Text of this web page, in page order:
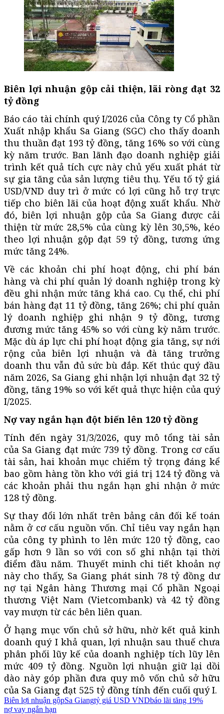
Biên lợi nhuận gộp cải thiện, lãi ròng đạt 32
tỷ đồng
Báo cáo tài chính quý I/2026 của Công ty Cổ phần
Xuất nhập khẩu Sa Giang (SGC) cho thấy doanh
thu thuần đạt 193 tỷ đồng, tăng 16% so với cùng
kỳ năm trước. Ban lãnh đạo doanh nghiệp giải
trình kết quả tích cực này chủ yếu xuất phát từ
sự gia tăng của sản lượng tiêu thụ. Yếu tố tỷ giá
USD/VND duy trì ở mức có lợi cũng hỗ trợ trực
tiếp cho biên lãi của hoạt động xuất khẩu. Nhờ
đó, biên lợi nhuận gộp của Sa Giang được cải
thiện từ mức 28,5% của cùng kỳ lên 30,5%, kéo
theo lợi nhuận gộp đạt 59 tỷ đồng, tương ứng
mức tăng 24%.
Về các khoản chi phí hoạt động, chi phí bán
hàng và chi phí quản lý doanh nghiệp trong kỳ
đều ghi nhận mức tăng khá cao. Cụ thể, chi phí
bán hàng đạt 11 tỷ đồng, tăng 26%; chi phí quản
lý doanh nghiệp ghi nhận 9 tỷ đồng, tương
đương mức tăng 45% so với cùng kỳ năm trước.
Mặc dù áp lực chi phí hoạt động gia tăng, sự nới
rộng của biên lợi nhuận và đà tăng trưởng
doanh thu vẫn đủ sức bù đắp. Kết thúc quý đầu
năm 2026, Sa Giang ghi nhận lợi nhuận đạt 32 tỷ
đồng, tăng 19% so với kết quả thực hiện của quý
I/2025.
Nợ vay ngắn hạn đột biến lên 120 tỷ đồng
Tính đến ngày 31/3/2026, quy mô tổng tài sản
của Sa Giang đạt mức 739 tỷ đồng. Trong cơ cấu
tài sản, hai khoản mục chiếm tỷ trọng đáng kể
bao gồm hàng tồn kho với giá trị 124 tỷ đồng và
các khoản phải thu ngắn hạn ghi nhận ở mức
128 tỷ đồng.
Sự thay đổi lớn nhất trên bảng cân đối kế toán
nằm ở cơ cấu nguồn vốn. Chỉ tiêu vay ngắn hạn
của công ty phình to lên mức 120 tỷ đồng, cao
gấp hơn 9 lần so với con số ghi nhận tại thời
điểm đầu năm. Thuyết minh chi tiết khoản nợ
này cho thấy, Sa Giang phát sinh 78 tỷ đồng dư
nợ tại Ngân hàng Thương mại Cổ phần Ngoại
thương Việt Nam (Vietcombank) và 42 tỷ đồng
vay mượn từ các bên liên quan.
Ở hạng mục vốn chủ sở hữu, nhờ kết quả kinh
doanh quý I khả quan, lợi nhuận sau thuế chưa
phân phối lũy kế của doanh nghiệp tích lũy lên
mức 409 tỷ đồng. Nguồn lợi nhuận giữ lại dồi
dào này góp phần đưa quy mô vốn chủ sở hữu
của Sa Giang đạt 525 tỷ đồng tính đến cuối quý I.
Biên lợi nhuận gộpSa Giangtỷ giá USD VNDbáo lãi tăng 19%
nợ vay ngắn hạn